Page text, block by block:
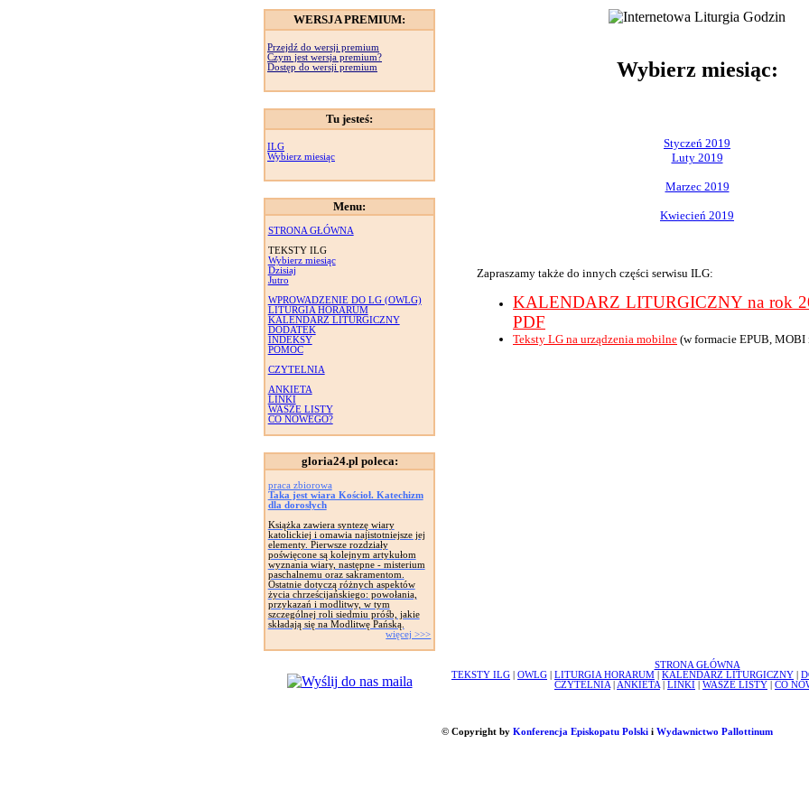
WERSJA PREMIUM:
Przejdź do wersji premium
Czym jest wersja premium?
Dostęp do wersji premium
Tu jesteś:
ILG
Wybierz miesiąc
Menu:
STRONA GŁÓWNA
TEKSTY ILG
Wybierz miesiąc
Dzisiaj
Jutro
WPROWADZENIE DO LG (OWLG)
LITURGIA HORARUM
KALENDARZ LITURGICZNY
DODATEK
INDEKSY
POMOC
CZYTELNIA
ANKIETA
LINKI
WASZE LISTY
CO NOWEGO?
gloria24.pl poleca:
praca zbiorowa
Taka jest wiara Kościoł. Katechizm
dla dorosłych
Książka zawiera syntezę wiary
katolickiej i omawia najistotniejsze jej
elementy. Pierwsze rozdziały
poświęcone są kolejnym artykułom
wyznania wiary, następne - misterium
paschalnemu oraz sakramentom.
Ostatnie dotyczą różnych aspektów
życia chrześcijańskiego: powołania,
przykazań i modlitwy, w tym
szczególnej roli siedmiu próśb, jakie
składają się na Modlitwę Pańską.
więcej >>>
Wybierz miesiąc:
Styczeń 2019
Luty 2019
Marzec 2019
Kwiecień 2019
Zapraszamy także do innych części serwisu ILG:
KALENDARZ LITURGICZNY na rok
PDF
Teksty LG na urządzenia mobilne (w formacie EPUB, MOBI
STRONA GŁÓWNA
TEKSTY ILG
OWLG LITURGIA HORARUM KALENDARZ LITURGICZNY
CZYTELNIA
ANKIETA LINKI WASZE LISTY CO
© Copyright by Konferencja Episkopatu Polskii Wydawnictwo Pallottinum